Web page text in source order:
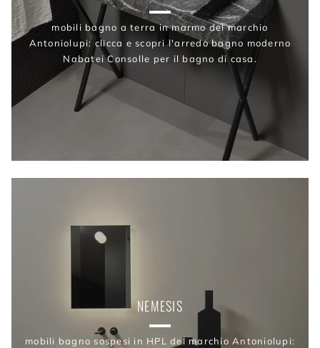
mobili bagno a terra in marmo del marchio
Antoniolupi: clicca e scopri l'arredo bagno moderno
Nabatei Consolle per il bagno di casa.
NEMESIS
mobili bagno sospesi in HPL del marchio Antoniolupi: